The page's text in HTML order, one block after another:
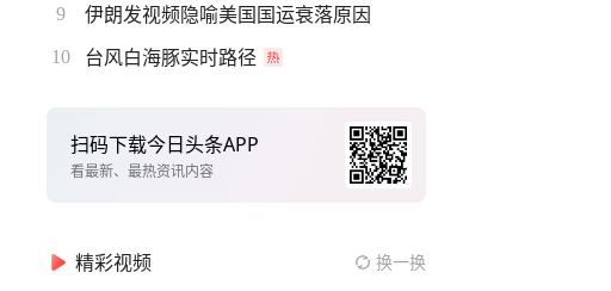
9 伊朗发视频隐喻美国国运衰落原因
10 台风白海豚实时路径
扫码下载今日头条APP
看最新、最热资讯内容
精彩视频 换一换